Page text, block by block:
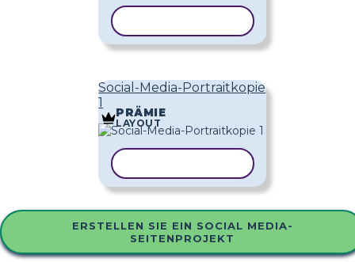
Social-Media-Portraitkopie
1
PRÄMIE
LAYOUT
ERSTELLEN SIE EIN SOCIAL MEDIA-
SEITENPROJEKT